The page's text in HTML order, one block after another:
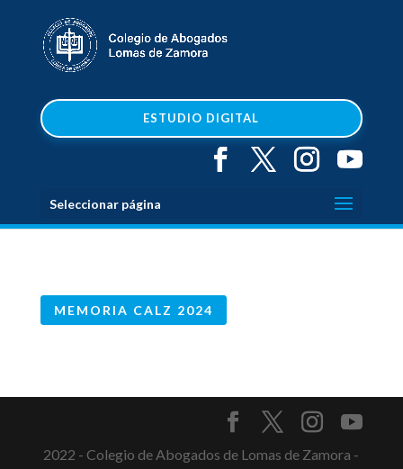
ESTUDIO DIGITAL
Seleccionar página
MEMORIA CALZ 2024
2022 - Colegio de Abogados de Lomas de Zamora -